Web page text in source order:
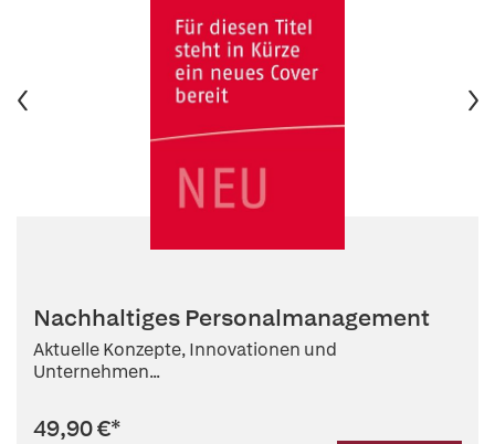
Nachhaltiges Personalmanagement
Aktuelle Konzepte, Innovationen und
Unternehmen...
49,90 €*